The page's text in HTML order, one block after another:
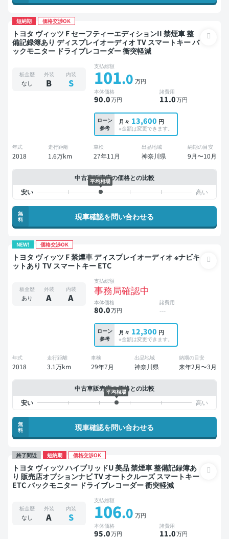
短納期 価格交渉OK
トヨタ ヴィッツ F セーフティーエディションII 禁煙車 整
備記録簿あり ディスプレイオーディオ TV スマートキー バ
ックモニター ドライブレコーダー 衝突軽減
板金歴
なし
外装
B
内装
S
支払総額
101.0 万円
本体価格
90.0万円
諸費用
11.0万円
ローン
参考
月々 13,600 円
※金額は変更できます。
年式
2018
走行距離
1.6万km
車検
27年11月
出品地域
神奈川県
納期の目安
9月〜10月
中古車販売店の価格との比較
平均相場
無
料
現車確認を問い合わせる
NEW! 価格交渉OK
トヨタ ヴィッツ F 禁煙車 ディスプレイオーディオ ※ナビキ
ットあり TV スマートキー ETC
板金歴
あり
外装
A
内装
A
支払総額
事務局確認中
本体価格
80.0万円
諸費用
---
ローン
参考
月々 12,300 円
※金額は変更できます。
年式
2018
走行距離
3.1万km
車検
29年7月
出品地域
神奈川県
納期の目安
来年2月〜3月
中古車販売店の価格との比較
平均相場
無
料
現車確認を問い合わせる
終了間近 短納期 価格交渉OK
トヨタ ヴィッツ ハイブリッドU 美品 禁煙車 整備記録簿あ
り 販売店オプションナビ TV オートクルーズ スマートキー
ETC バックモニター ドライブレコーダー 衝突軽減
板金歴
なし
外装
A
内装
S
支払総額
106.0 万円
本体価格
95.0万円
諸費用
11.0万円